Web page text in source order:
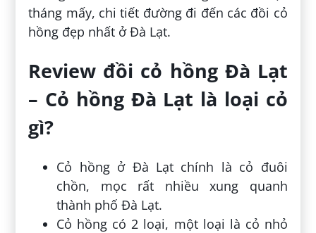
tháng mấy, chi tiết đường đi đến các đồi cỏ
hồng đẹp nhất ở Đà Lạt.
Review đồi cỏ hồng Đà Lạt
– Cỏ hồng Đà Lạt là loại cỏ
gì?
Cỏ hồng ở Đà Lạt chính là cỏ đuôi
chồn, mọc rất nhiều xung quanh
thành phố Đà Lạt.
Cỏ hồng có 2 loại, một loại là cỏ nhỏ